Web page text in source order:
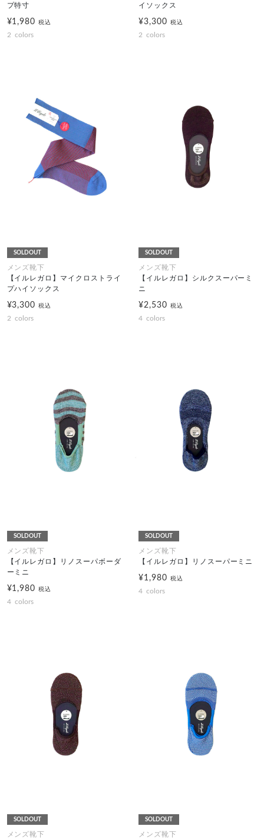
プ特寸
¥1,980税込
2 colors
イソックス
¥3,300 税込
2 colors
SOLDOUT
メンズ靴下
【イルレガロ】マイクロストライ
プハイソックス
¥3,300税込
2 colors
SOLDOUT
メンズ靴下
【イルレガロ】シルクスーパーミ
ニ
¥2,530 税込
4 colors
SOLDOUT
メンズ靴下
【イルレガロ】リノスーパボーダ
ーミニ
¥1,980税込
4 colors
SOLDOUT
メンズ靴下
【イルレガロ】リノスーパーミニ
¥1,980 税込
4 colors
SOLDOUT
メンズ靴下
SOLDOUT
メンズ靴下